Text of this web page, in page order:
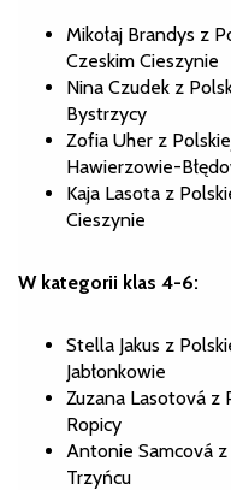
Mikołaj Brandys z
Czeskim Cieszynie
Nina Czudek z
Bystrzycy
Zofia Uher z
Hawierzowie-
Kaja Lasota z
Cieszynie
W kategorii klas 4-6:
Stella Jakus z
Jabłonkowie
Zuzana Lasotová z
Ropicy
Antonie Samcová
Trzyńcu